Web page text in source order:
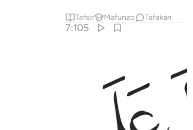
Tafsir Mafunzo Tafakari
7:105